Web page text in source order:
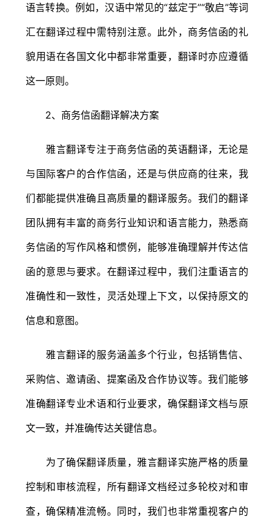
语言转换。例如，汉语中常见的“兹定于”“敬启”等词
汇在翻译过程中需特别注意。此外，商务信函的礼
貌用语在各国文化中都非常重要，翻译时亦应遵循
这一原则。
2、商务信函翻译解决方案
雅言翻译专注于商务信函的英语翻译，无论是
与国际客户的合作信函，还是与供应商的往来，我
们都能提供准确且高质量的翻译服务。我们的翻译
团队拥有丰富的商务行业知识和语言能力，熟悉商
务信函的写作风格和惯例，能够准确理解并传达信
函的意思与要求。在翻译过程中，我们注重语言的
准确性和一致性，灵活处理上下文，以保持原文的
信息和意图。
雅言翻译的服务涵盖多个行业，包括销售信、
采购信、邀请函、提案函及合作协议等。我们能够
准确翻译专业术语和行业要求，确保翻译文档与原
文一致，并准确传达关键信息。
为了确保翻译质量，雅言翻译实施严格的质量
控制和审核流程，所有翻译文档经过多轮校对和审
查，确保精准流畅。同时，我们也非常重视客户的